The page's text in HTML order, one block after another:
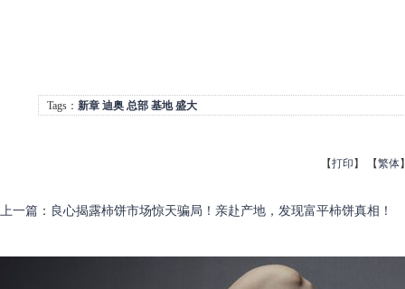
Tags： 新章 迪奥 总部 基地 盛大
【打印 】 【繁体
上一篇 ： 良心揭露柿饼市场惊天骗局！亲赴产地，发现富平柿饼真相！